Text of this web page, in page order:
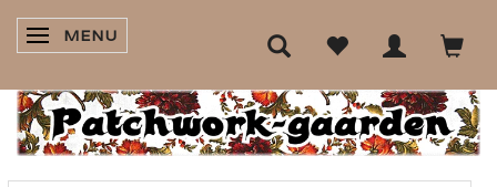
SKIFTE NAVIGATION
MENU